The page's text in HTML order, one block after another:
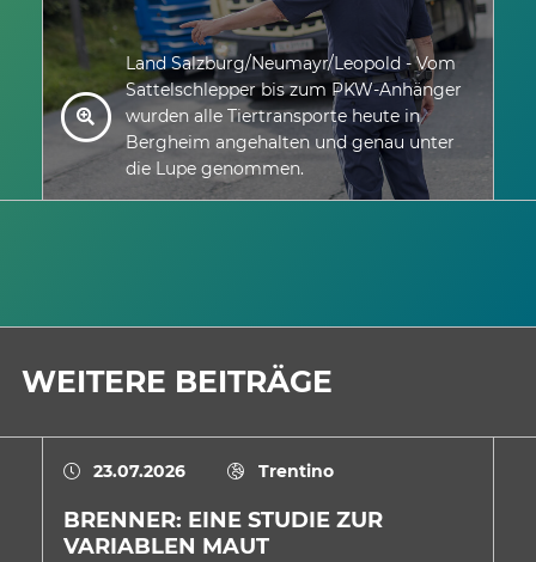
Land Salzburg/Neumayr/Leopold - Vom
Sattelschlepper bis zum PKW-Anhänger
wurden alle Tiertransporte heute in
Bergheim angehalten und genau unter
die Lupe genommen.
WEITERE BEITRÄGE
23.07.2026 Trentino
BRENNER: EINE STUDIE ZUR
VARIABLEN MAUT